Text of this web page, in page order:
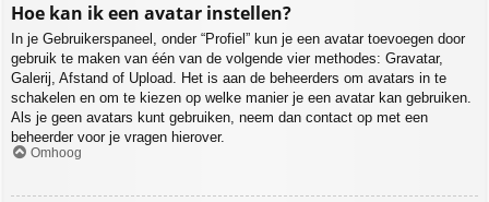
Hoe kan ik een avatar instellen?
In je Gebruikerspaneel, onder “Profiel” kun je een avatar toevoegen door
gebruik te maken van één van de volgende vier methodes: Gravatar,
Galerij, Afstand of Upload. Het is aan de beheerders om avatars in te
schakelen en om te kiezen op welke manier je een avatar kan gebruiken.
Als je geen avatars kunt gebruiken, neem dan contact op met een
beheerder voor je vragen hierover.
Omhoog